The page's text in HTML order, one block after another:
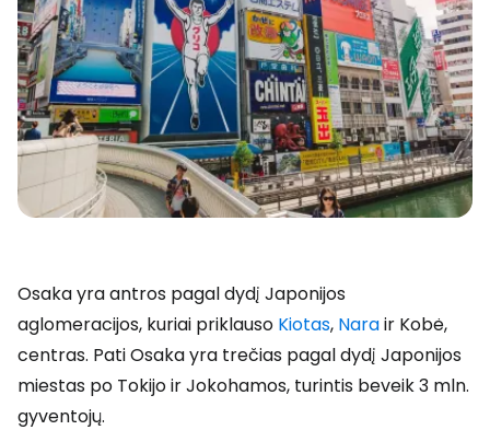
Osaka yra antros pagal dydį Japonijos
aglomeracijos, kuriai priklauso Kiotas, Narair Kobė,
centras. Pati Osaka yra trečias pagal dydį Japonijos
miestas po Tokijo ir Jokohamos, turintis beveik 3 mln.
gyventojų.